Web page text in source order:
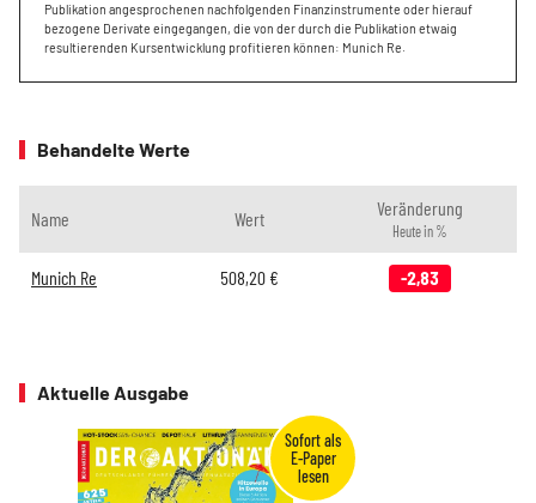
Publikation angesprochenen nachfolgenden Finanzinstrumente oder hierauf
bezogene Derivate eingegangen, die von der durch die Publikation etwaig
resultierenden Kursentwicklung profitieren können: Munich Re.
Behandelte Werte
Name Wert Veränderung
Heute in %
Munich Re 508,20 € -2,83
Aktuelle Ausgabe